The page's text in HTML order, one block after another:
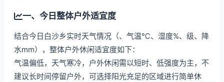
一、今日整体户外适宜度
结合今日白沙乡实时天气情况（、气温℃、湿度%、级、降
水mm），整体户外休闲适宜度如下：
气温偏低，天气寒冷，户外休闲需以短时、低强度为主，不
建议长时间停留户外，可选择阳光充足的区域进行简单休